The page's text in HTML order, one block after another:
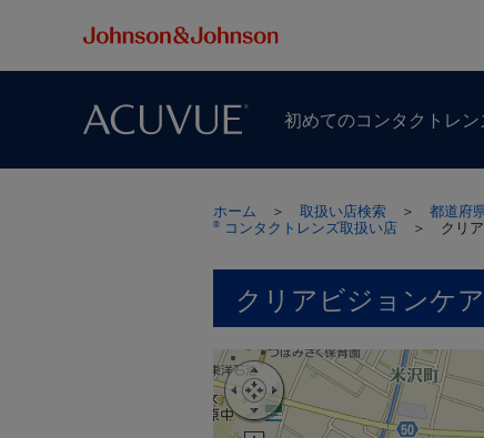
初めての​コンタクトレン
ホーム ＞ 取扱い店検索 ＞ 都道府
® コンタクトレンズ取扱い店 ＞ クリ
クリアビジョンケ